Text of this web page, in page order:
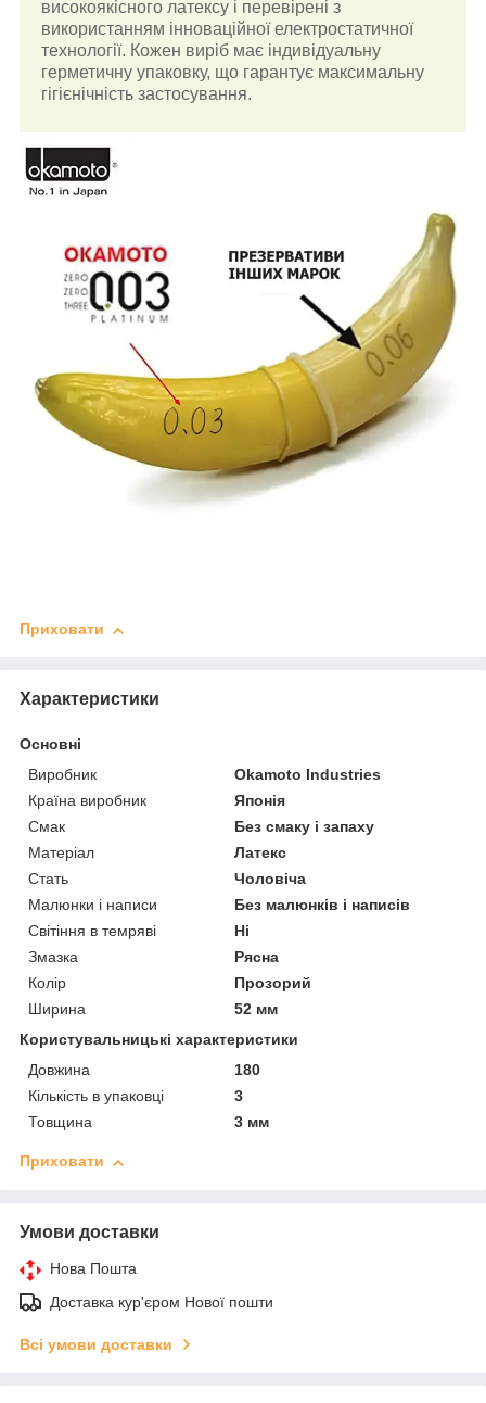
високоякісного латексу і перевірені з
використанням інноваційної електростатичної
технології. Кожен виріб має індивідуальну
герметичну упаковку, що гарантує максимальну
гігієнічність застосування.
Приховати
Характеристики
Основні
Виробник
Okamoto Industries
Країна виробник
Японія
Смак
Без смаку і запаху
Матеріал
Латекс
Стать
Чоловіча
Малюнки і написи
Без малюнків і написів
Світіння в темряві
Ні
Змазка
Рясна
Колір
Прозорий
Ширина
52 мм
Користувальницькі характеристики
Довжина
180
Кількість в упаковці
3
Товщина
3 мм
Приховати
Умови доставки
Нова Пошта
Доставка кур'єром Нової пошти
Всі умови доставки